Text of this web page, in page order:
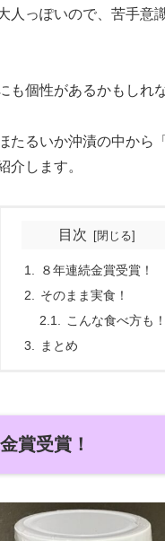
人っぽいので、苦手意
も個性があるかもしれ
たるいか沖漬の中か
介します。
目次
８年連続金賞受賞！
そのまま実食！
こんな食べ方も！
まとめ
賞受賞！